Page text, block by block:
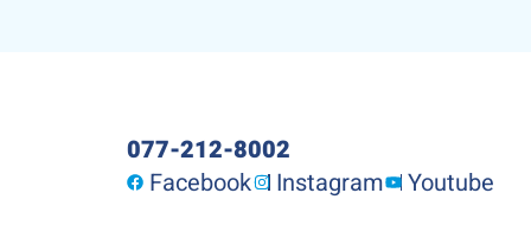
077-212-8002
Facebook
Instagram Youtube